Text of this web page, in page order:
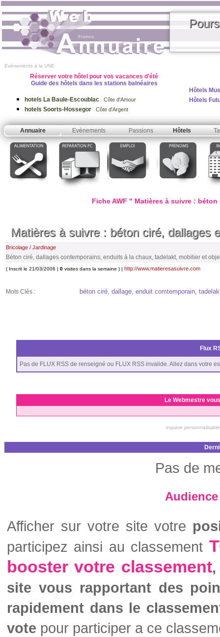
Evènements à la UNE
Réserver votre hôtel pour vos vacances d'été
Guide des hôtels dans les stations balnéaires
hotels La Baule-Escoublac Côte d'Amour
hotels Soorts-Hossegor Côte d'Argent
Hôtels
Hôtels
Annuaire Evènements Passions Hôtels
Fiche AWF " Matières à suivre :
Matières à suivre : béton ciré, dallages
Bricolage / Jardinage
Béton ciré, dallages contemporains, enduits à la chaux, tadelakt, mobilier et
( Inscrit le 21/03/2006 | 0 visites dans la semaine ) | http://www.matieresasuivre.com
Mots Clés : béton ciré, dallage, enduit comtemporain,
Flux
Pas de FLUX RSS de renseigné ou FLUX RSS invalide. Allez dans votre
Le Webmestre
espace
Pas de
Afficher sur votre site votre
participez ainsi au classement
booster votre classement,
site vous rapportant des
rapidement dans le
vote pour participer a ce